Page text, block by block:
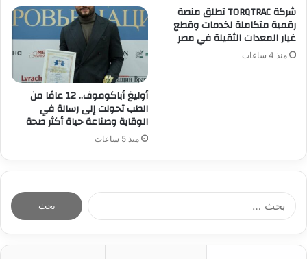
شركة TORQTRAC تطلق منصة
رقمية متكاملة لخدمات وقطع
غيار المعدات الثقيلة في مصر
منذ 4 ساعات
أوليغ أباكوموف.. 12 عامًا من
الطب تحولت إلى رسالة في
الوقاية وصناعة حياة أكثر صحة
منذ 5 ساعات